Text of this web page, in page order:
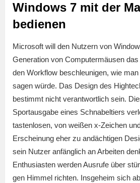
Windows 7 mit der
bedienen
Microsoft will den Nutzern von
Generation von Computermäusen
den Workflow beschleunigen, wie
sagen würde. Das Design des
bestimmt nicht verantwortlich sein.
Sportausgabe eines Schnabeltiers
tastenlosen, von weißen x-Zeichen
Erscheinung eher zu andächtigen
sein Nutzer anfänglich an Arbeiten
Enthusiasten werden Ausrufe über
gen Himmel richten. Insgeheim sich